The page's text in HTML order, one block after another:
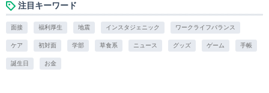
注目キーワード
面接 福利厚生 地震 インスタジェニック ワークライフバランス
ケア 初対面 学部 草食系 ニュース グッズ ゲーム 手帳
誕生日 お金